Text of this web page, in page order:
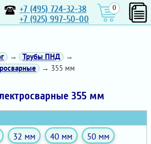
+7 (495) 724-32-38
+7 (925) 997-50-00
0
→ Трубы ПНД
→
→ 355 мм
355 мм
32 мм 40 мм
50 мм